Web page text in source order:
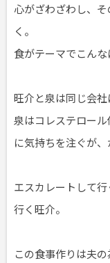
心がざわざわし、
く。
食がテーマでこんな
旺介と泉は同じ会社
泉はコレステロー
に気持ちを注ぐが
エスカレートして
行く旺介。
この食事作りは夫